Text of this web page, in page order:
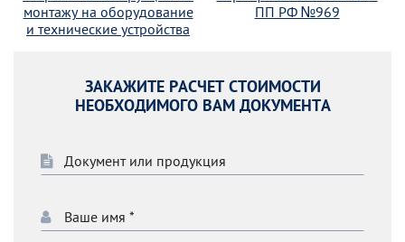
монтажу на оборудование
и технические устройства
ПП РФ №969
ЗАКАЖИТЕ РАСЧЕТ СТОИМОСТИ
НЕОБХОДИМОГО ВАМ ДОКУМЕНТА